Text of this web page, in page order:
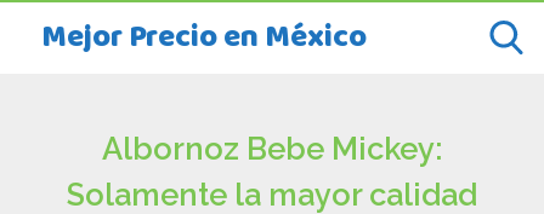
Mejor Precio en México
Albornoz Bebe Mickey:
Solamente la mayor calidad